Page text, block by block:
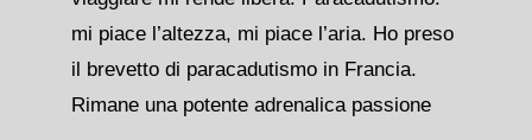
mi piace l’altezza, mi piace l’aria. Ho preso
il brevetto di paracadutismo in Francia.
Rimane una potente adrenalica passione